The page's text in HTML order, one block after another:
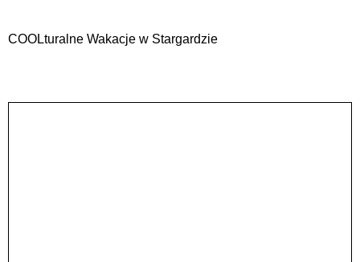
COOLturalne Wakacje w Stargardzie